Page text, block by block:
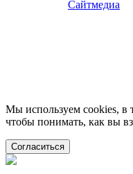
Сайтмедиа
Мы используем cookies, в
чтобы понимать, как вы
Согласиться